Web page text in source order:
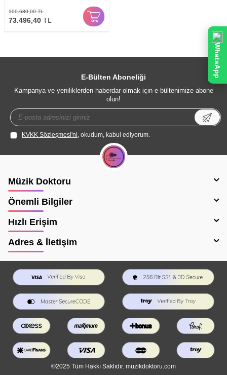
100.680,00TL
73.496,40 TL
E-Bülten Aboneliği
Kampanya ve yeniliklerden haberdar olmak için e-bültenimize abone
olun!
KVKK Sözleşmesi'ni, okudum, kabul ediyorum.
Müzik Doktoru
Önemli Bilgiler
Hızlı Erişim
Adres & İletişim
©2025 Tüm Hakkı Saklıdır. muzikdoktoru.com
WhatsApp